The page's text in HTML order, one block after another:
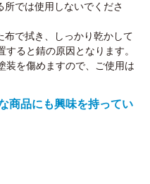
では使用しないでくださ
で拭き、しっかり乾かして
ると錆の原因となります。
を傷めますので、ご使用は
商品にも興味を持ってい